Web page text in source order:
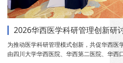
2026华西医学科研管理创新研
为推动医学科研管理模式创新，共促华西医
由四川大学华西医院、华西第二医院、华西